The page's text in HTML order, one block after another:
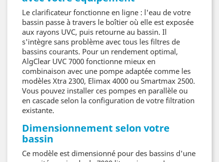
Le clarificateur fonctionne en ligne : l'eau de votre
bassin passe à travers le boîtier où elle est exposée
aux rayons UVC, puis retourne au bassin. Il
s'intègre sans problème avec tous les filtres de
bassins courants. Pour un rendement optimal,
AlgClear UVC 7000 fonctionne mieux en
combinaison avec une pompe adaptée comme les
modèles Xtra 2300, Elimax 4000 ou Smartmax 2500.
Vous pouvez installer ces pompes en parallèle ou
en cascade selon la configuration de votre filtration
existante.
Dimensionnement selon votre
bassin
Ce modèle est dimensionné pour des bassins d'une